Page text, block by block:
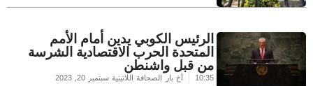
الرئيس الكوبي يدين أمام الأمم
المتحدة الحرب الاقتصادية الشرسة
من قبل واشنطن
10:35 أخ بار الصحافة اللاتينية سبتمبر 20, 2023